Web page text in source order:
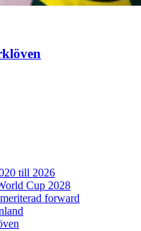
till 2026
Cup 2028
forward